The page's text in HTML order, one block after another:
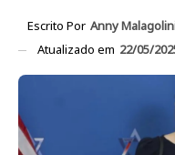
Escrito Por Anny
Atualizado em 22/05/